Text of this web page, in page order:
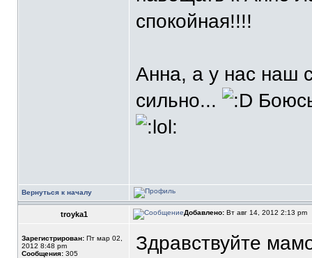
спoкoйная!!!!
Анна, а у нас наш
сильнo...
Вернуться к началу
troyka1 Добавлено: Вт авг 14, 2012 2:13 pm
Зарегистрирован: Пт мар 02,
2012 8:48 pm
Сообщения: 305
Здравствуйте